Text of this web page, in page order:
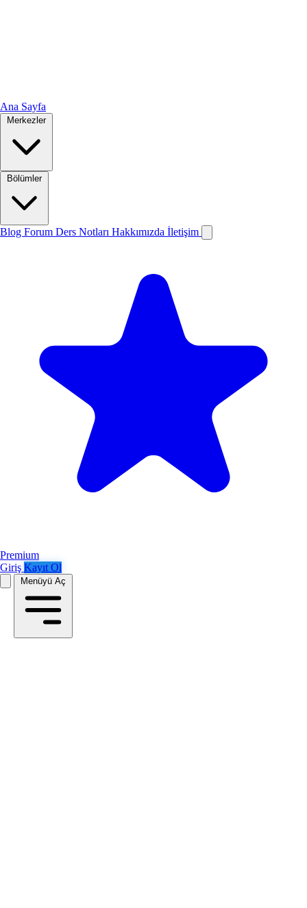
Ana Sayfa
Merkezler
Bölümler
Blog Forum Ders Notları Hakkımızda İletişim
Premium
Giriş Kayıt Ol
Menüyü Aç